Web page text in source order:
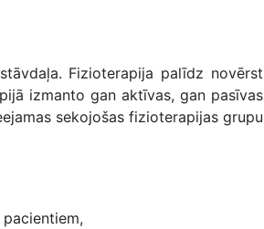
Fizioterapija palīdz novērst
izmanto gan aktīvas, gan pasīvas
sekojošas fizioterapijas grupu